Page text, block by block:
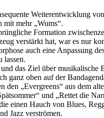
Weiterentwicklung
mit mehr „Wums“.
Formation
verstärkt hat, war es nur
auch eine Anpassung
lassen.
das Ziel über musikalische
ganz oben auf der
den „Evergreens“ aus dem
und „Rettet die
einen Hauch von Blues,
Jazz verströmen.